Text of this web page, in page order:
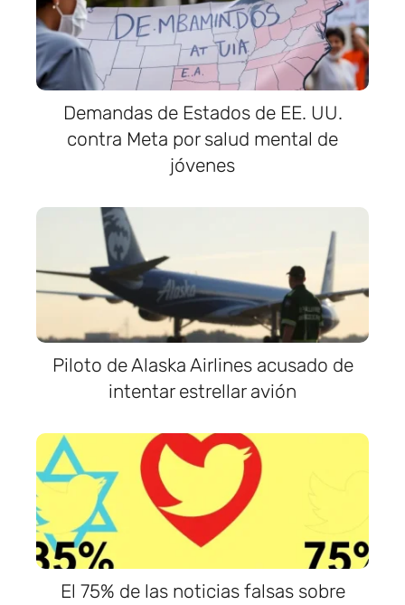
Demandas de Estados de EE. UU.
contra Meta por salud mental de
jóvenes
Piloto de Alaska Airlines acusado de
intentar estrellar avión
El 75% de las noticias falsas sobre